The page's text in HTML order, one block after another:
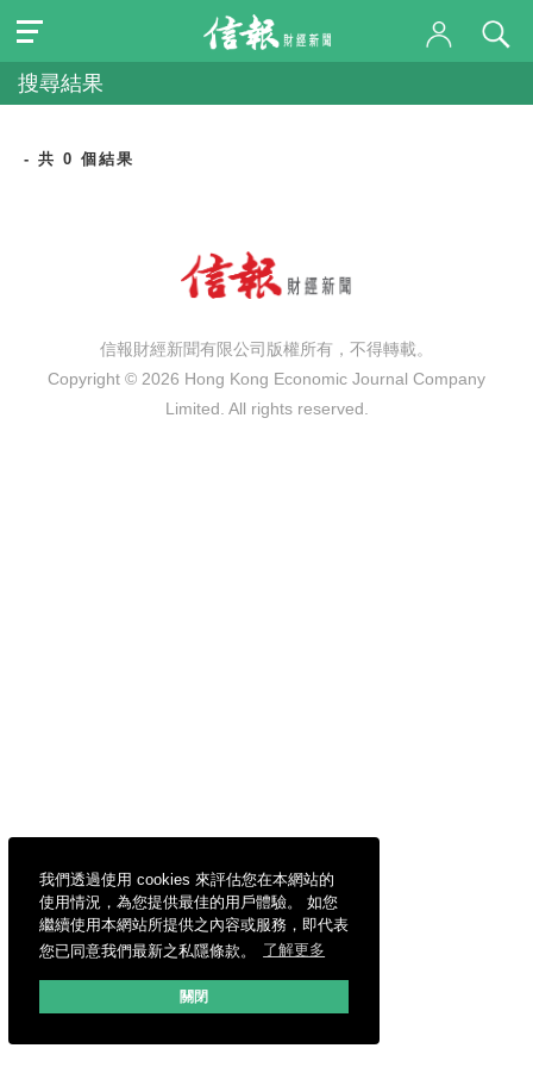
我們透過使用 cookies 來評估您在本網站的
使用情況，為您提供最佳的用戶體驗。 如您
繼續使用本網站所提供之內容或服務，即代表
您已同意我們最新之私隱條款。
了解更多
關閉
搜尋結果
- 共 0 個結果
信報財經新聞有限公司版權所有，不得轉載。
Copyright © 2026 Hong Kong Economic Journal Company
Limited. All rights reserved.